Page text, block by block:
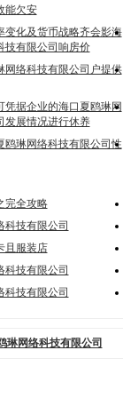
能欠安
变化及货币战略齐会影海
技有限公司响房价
网络科技有限公司户提供
凭据企业的海口夏鸥琳网
发展情况进行休养
鸥琳网络科技有限公司性
完全攻略
科技有限公司
且服装店
科技有限公司
科技有限公司
琳网络科技有限公司